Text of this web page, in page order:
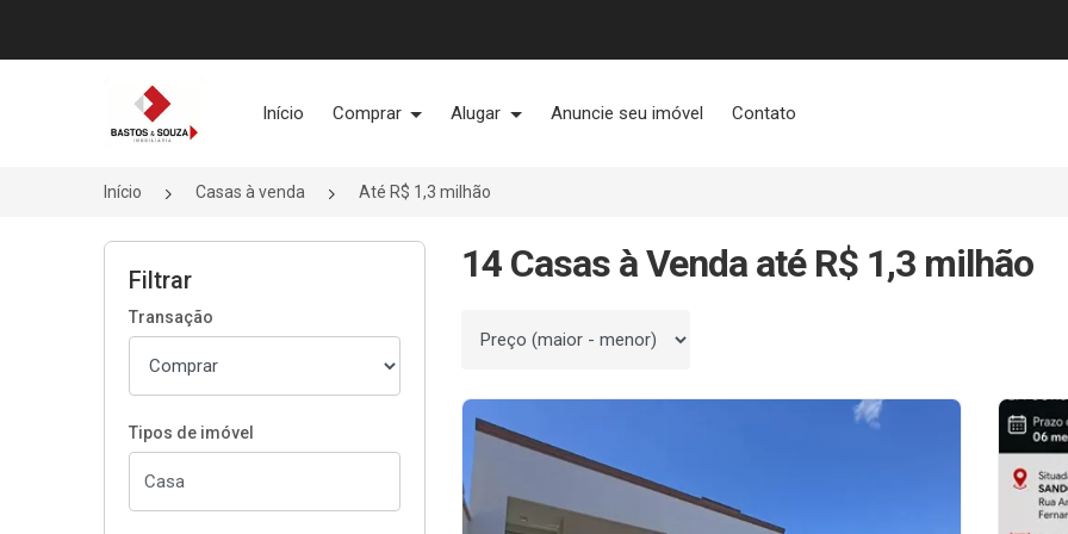
Página inicial
Início Comprar Alugar Anuncie seu imóvel Contato
Início Casas à venda Até R$ 1,3 milhão
Filtrar
Transação
Tipos de imóvel
14 Casas à Venda até R$ 1,3 milhão
Ordenar por